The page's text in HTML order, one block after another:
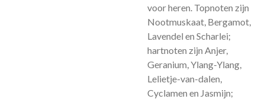
voor heren. Topnoten zijn
Nootmuskaat, Bergamot,
Lavendel en Scharlei;
hartnoten zijn Anjer,
Geranium, Ylang-Ylang,
Lelietje-van-dalen,
Cyclamen en Jasmijn;